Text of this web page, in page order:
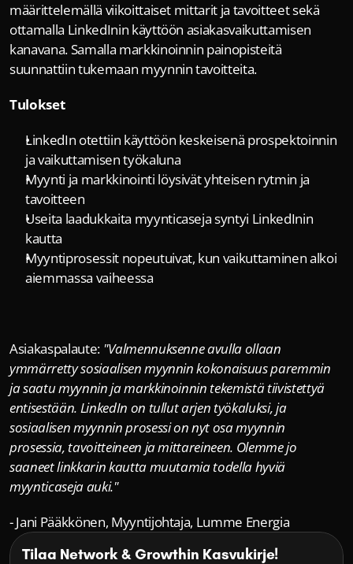
määrittelemällä viikoittaiset mittarit ja tavoitteet sekä
ottamalla LinkedInin käyttöön asiakasvaikuttamisen
kanavana. Samalla markkinoinnin painopisteitä
suunnattiin tukemaan myynnin tavoitteita.
Tulokset
LinkedIn otettiin käyttöön keskeisenä prospektoinnin
ja vaikuttamisen työkaluna
Myynti ja markkinointi löysivät yhteisen rytmin ja
tavoitteen
Useita laadukkaita myynticaseja syntyi LinkedInin
kautta
Myyntiprosessit nopeutuivat, kun vaikuttaminen alkoi
aiemmassa vaiheessa
Asiakaspalaute: "Valmennuksenne avulla ollaan
ymmärretty sosiaalisen myynnin kokonaisuus paremmin
ja saatu myynnin ja markkinoinnin tekemistä tiivistettyä
entisestään. LinkedIn on tullut arjen työkaluksi, ja
sosiaalisen myynnin prosessi on nyt osa myynnin
prosessia, tavoitteineen ja mittareineen. Olemme jo
saaneet linkkarin kautta muutamia todella hyviä
myynticaseja auki."
- Jani Pääkkönen, Myyntijohtaja, Lumme Energia
Tilaa Network & Growthin Kasvukirje!